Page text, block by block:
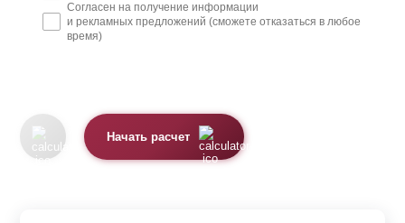
Согласен на получение информации
и рекламных предложений (сможете отказаться в любое
время)
Начать расчет